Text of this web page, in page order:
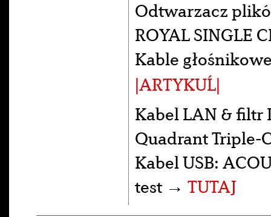
Odtwarzacz
ROYAL SINGLE
Kable
|ARTYKUĹ|
Kabel LAN & filtr
Quadrant Triple-
Kabel USB:
test → TUTAJ